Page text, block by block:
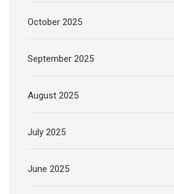
October 2025
September 2025
August 2025
July 2025
June 2025